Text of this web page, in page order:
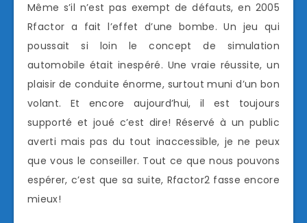
Même s’il n’est pas exempt de défauts, en 2005
Rfactor a fait l’effet d’une bombe. Un jeu qui
poussait si loin le concept de simulation
automobile était inespéré. Une vraie réussite, un
plaisir de conduite énorme, surtout muni d’un bon
volant. Et encore aujourd’hui, il est toujours
supporté et joué c’est dire! Réservé à un public
averti mais pas du tout inaccessible, je ne peux
que vous le conseiller. Tout ce que nous pouvons
espérer, c’est que sa suite, Rfactor2 fasse encore
mieux!